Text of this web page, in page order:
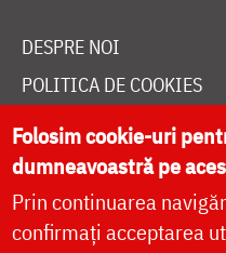
DESPRE NOI
POLITICA DE COOKIES
DONEAZĂ ONLINE
LIVE
Folosim cookie-uri
dumneavoastră pe
Prin continuarea
confirmați acceptarea